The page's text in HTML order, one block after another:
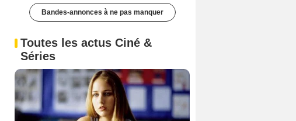
Bandes-annonces à ne pas manquer
Toutes les actus Ciné &
Séries